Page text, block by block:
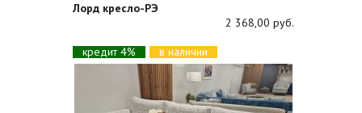
Лорд кресло-РЭ
2 368,00 руб.
кредит 4%
в наличии